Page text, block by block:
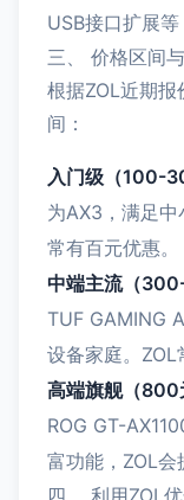
USB接口扩展等
三、 价格区间
根据ZOL近期
间：
入门级（100-
为AX3，满足
常有百元优惠。
中端主流（
TUF GAMING
设备家庭。ZOL
高端旗舰（800
ROG GT-
富功能，ZOL会
四、 利用ZOL